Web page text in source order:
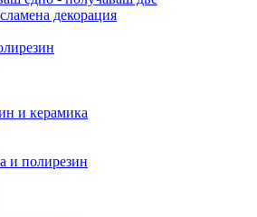
декорация
и керамика
и полирезин